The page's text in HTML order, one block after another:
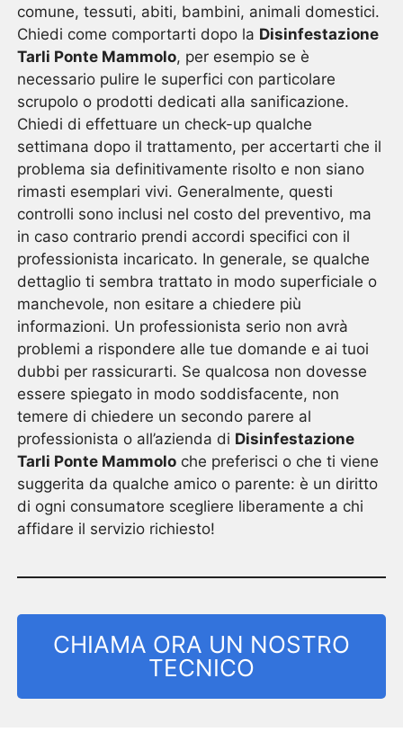
comune, tessuti, abiti, bambini, animali domestici.
Chiedi come comportarti dopo la Disinfestazione
Tarli Ponte Mammolo, per esempio se è
necessario pulire le superfici con particolare
scrupolo o prodotti dedicati alla sanificazione.
Chiedi di effettuare un check-up qualche
settimana dopo il trattamento, per accertarti che il
problema sia definitivamente risolto e non siano
rimasti esemplari vivi. Generalmente, questi
controlli sono inclusi nel costo del preventivo, ma
in caso contrario prendi accordi specifici con il
professionista incaricato. In generale, se qualche
dettaglio ti sembra trattato in modo superficiale o
manchevole, non esitare a chiedere più
informazioni. Un professionista serio non avrà
problemi a rispondere alle tue domande e ai tuoi
dubbi per rassicurarti. Se qualcosa non dovesse
essere spiegato in modo soddisfacente, non
temere di chiedere un secondo parere al
professionista o all’azienda di Disinfestazione
Tarli Ponte Mammolo che preferisci o che ti viene
suggerita da qualche amico o parente: è un diritto
di ogni consumatore scegliere liberamente a chi
affidare il servizio richiesto!
CHIAMA ORA UN NOSTRO
TECNICO